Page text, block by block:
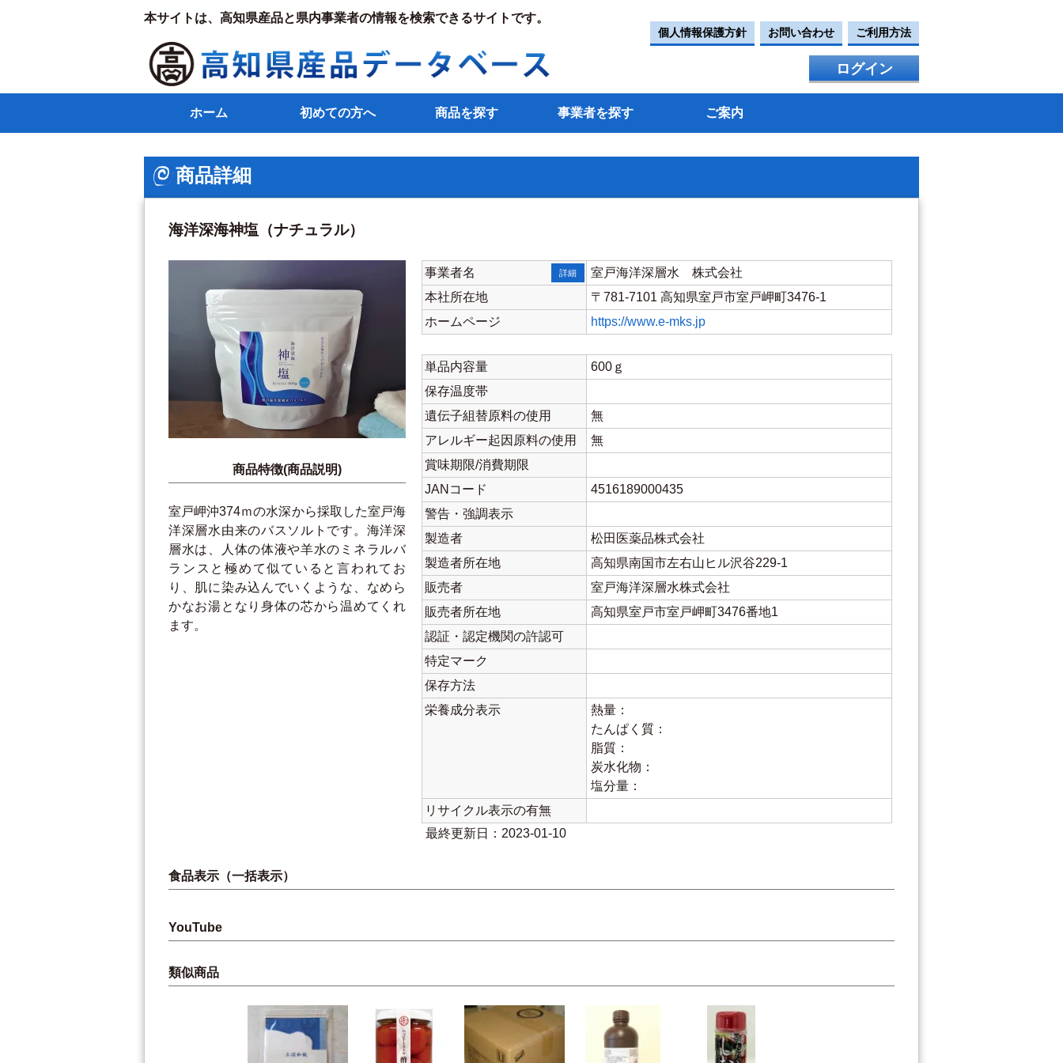
本サイトは、高知県産品と県内事業者の情報を検索できるサイトです。
個人情報保護方針 お問い合わせ ご利用方法
ログイン
ホーム 初めての方へ 商品を探す 事業者を探す ご案内
商品詳細
海洋深海神塩（ナチュラル）
商品特徴(商品説明)
室戸岬沖374ｍの水深から採取した室戸海
洋深層水由来のバスソルトです。海洋深
層水は、人体の体液や羊水のミネラルバ
ランスと極めて似ていると言われてお
り、肌に染み込んでいくような、なめら
かなお湯となり身体の芯から温めてくれ
ます。
事業者名 詳細
室戸海洋深層水 株式会社
本社所在地
〒781-7101 高知県室戸市室戸岬町3476-1
ホームページ
https://www.e-mks.jp
単品内容量
600ｇ
保存温度帯
遺伝子組替原料の使用
無
アレルギー起因原料の使用
無
賞味期限/消費期限
JANコード
4516189000435
警告・強調表示
製造者
松田医薬品株式会社
製造者所在地
高知県南国市左右山ヒル沢谷229-1
販売者
室戸海洋深層水株式会社
販売者所在地
高知県室戸市室戸岬町3476番地1
認証・認定機関の許認可
特定マーク
保存方法
栄養成分表示
熱量：
たんぱく質：
脂質：
炭水化物：
塩分量：
リサイクル表示の有無
最終更新日：2023-01-10
食品表示（一括表示）
YouTube
類似商品